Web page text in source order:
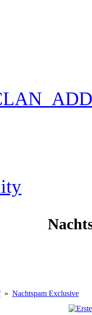
» Nachtspam Exclusive